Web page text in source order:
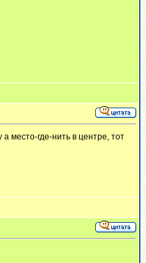
место-где-нить в центре, тот